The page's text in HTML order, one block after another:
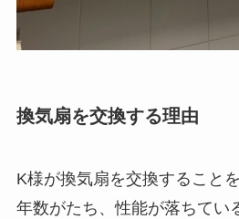
換気扇を交換する理由
K様が換気扇を交換すること
年数がたち、性能が落ちてい